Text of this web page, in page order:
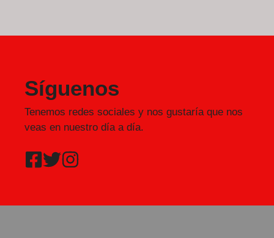
Síguenos
Tenemos redes sociales y nos gustaría que nos
veas en nuestro día a día.